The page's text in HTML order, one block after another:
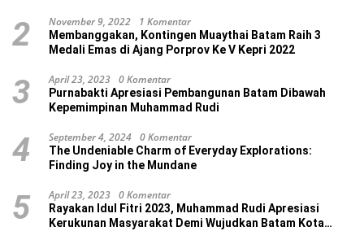
2 November 9, 2022 1 Komentar
Membanggakan, Kontingen Muaythai Batam Raih 3
Medali Emas di Ajang Porprov Ke V Kepri 2022
3 April 23, 2023 0 Komentar
Purnabakti Apresiasi Pembangunan Batam Dibawah
Kepemimpinan Muhammad Rudi
4 September 4, 2024 0 Komentar
The Undeniable Charm of Everyday Explorations:
Finding Joy in the Mundane
5 April 23, 2023 0 Komentar
Rayakan Idul Fitri 2023, Muhammad Rudi Apresiasi
Kerukunan Masyarakat Demi Wujudkan Batam Kota